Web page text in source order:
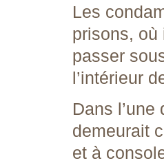
Les
prisons, où
passer
l’intérieur
Dans
demeurait
et à